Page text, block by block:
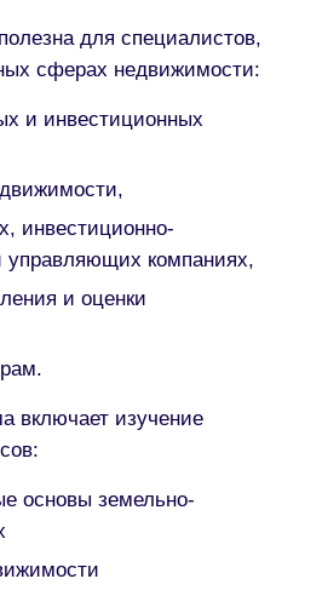
для специалистов,
сферах недвижимости:
и инвестиционных
инвестиционно-
управляющих компаниях,
и оценки
включает изучение
основы земельно-